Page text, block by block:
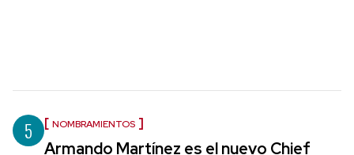
5 NOMBRAMIENTOS
Armando Martínez es el nuevo Chief